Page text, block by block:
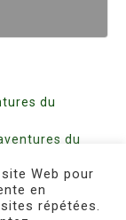
du
du
à Mulhouse
Web pour
en
répétées.